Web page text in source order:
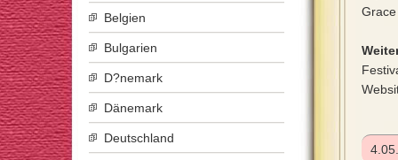
Belgien
Bulgarien
D?nemark
Dänemark
Deutschland